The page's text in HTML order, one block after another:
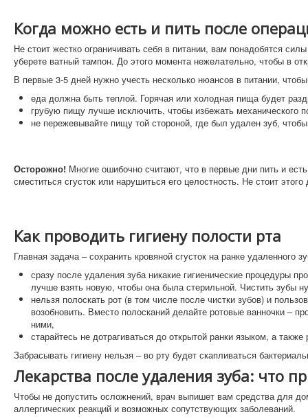
Когда можно есть и пить после
Не стоит жестко ограничивать себя в питании, вам понадобятся
уберете ватный тампон. До этого момента нежелательно, чтобы в
В первые 3-5 дней нужно учесть несколько нюансов в питании,
еда должна быть теплой. Горячая или холодная пища будет
грубую пищу лучше исключить, чтобы избежать
не пережевывайте пищу той стороной, где был удален зуб,
Осторожно! Многие ошибочно считают, что в первые дни пить и
сместиться сгусток или нарушиться его целостность. Не стоит
Как проводить гигиену полости рта
Главная задача – сохранить кровяной сгусток на ранке
сразу после удаления зуба никакие гигиенические
лучше взять новую, чтобы она была стерильной. Чистить зубы
нельзя полоскать рот (в том числе после чистки зубов) и
возобновить. Вместо полосканий делайте ротовые ванночки –
ними,
старайтесь не дотрагиваться до открытой ранки языком, а
Забрасывать гигиену нельзя – во рту будет скапливаться
Лекарства после удаления зуба: что
Чтобы не допустить осложнений, врач выпишет вам средства для
аллергических реакций и возможных сопутствующих заболеваний.